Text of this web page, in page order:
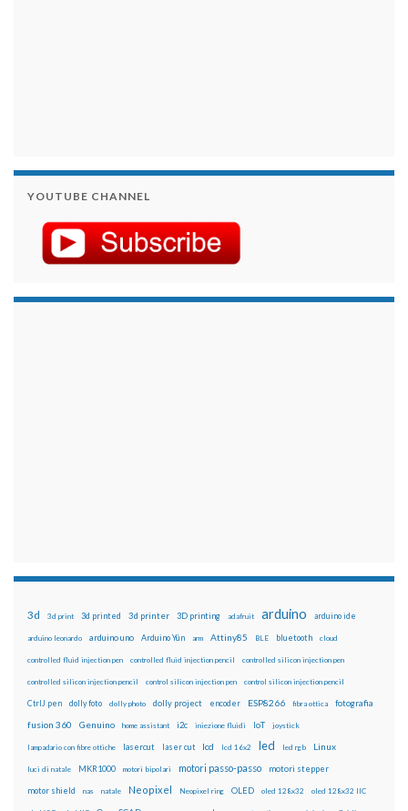
YOUTUBE CHANNEL
3d 3d print 3d printed 3d printer 3D printing adafruit arduino arduino ide
arduino leonardo arduino uno Arduino Yún arm Attiny85 BLE bluetooth cloud
controlled fluid injection pen controlled fluid injection pencil controlled silicon injection pen
controlled silicon injection pencil control silicon injection pen control silicon injection pencil
CtrlJ pen dolly foto dolly photo dolly project encoder ESP8266 fibra ottica fotografia
fusion 360 Genuino home assistant i2c iniezione fluidi IoT joystick
lampadario con fibre ottiche lasercut laser cut lcd lcd 16x2 led led rgb Linux
luci di natale MKR1000 motori bipolari motori passo-passo motori stepper
motor shield nas natale Neopixel Neopixel ring OLED oled 128x32 oled 128x32 IIC